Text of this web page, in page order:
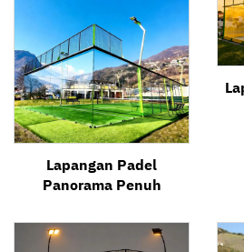
Lapangan Padel
Panorama Penuh